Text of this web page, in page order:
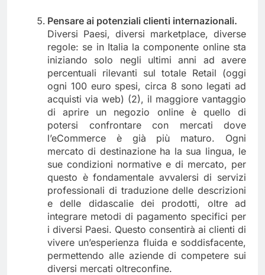
Pensare ai potenziali clienti internazionali.
Diversi Paesi, diversi marketplace, diverse
regole: se in Italia la componente online sta
iniziando solo negli ultimi anni ad avere
percentuali rilevanti sul totale Retail (oggi
ogni 100 euro spesi, circa 8 sono legati ad
acquisti via web) (2), il maggiore vantaggio
di aprire un negozio online è quello di
potersi confrontare con mercati dove
l’eCommerce è già più maturo. Ogni
mercato di destinazione ha la sua lingua, le
sue condizioni normative e di mercato, per
questo è fondamentale avvalersi di servizi
professionali di traduzione delle descrizioni
e delle didascalie dei prodotti, oltre ad
integrare metodi di pagamento specifici per
i diversi Paesi. Questo consentirà ai clienti di
vivere un’esperienza fluida e soddisfacente,
permettendo alle aziende di competere sui
diversi mercati oltreconfine.